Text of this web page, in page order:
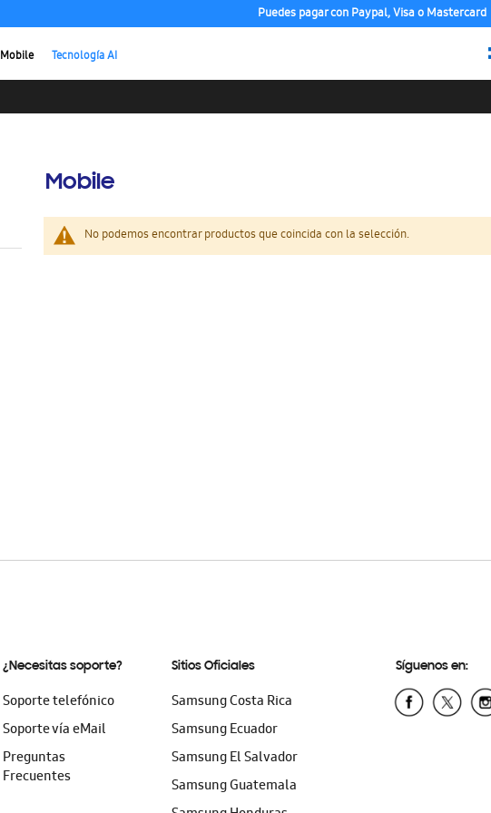
Puedes pagar con Paypal, Visa o Mastercard
Mobile Tecnología AI
Mobile
No podemos encontrar productos que coincida con la selección.
¿Necesitas soporte?
Soporte telefónico
Soporte vía eMail
Preguntas
Frecuentes
Sitios Oficiales
Samsung Costa Rica
Samsung Ecuador
Samsung El Salvador
Samsung Guatemala
Síguenos en: